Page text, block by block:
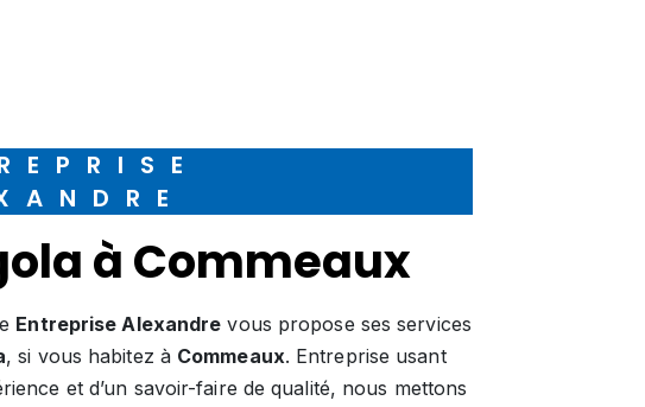
à Commeaux
Entreprise Alexandre vous propose ses services
, si vous habitez à Commeaux. Entreprise usant
et d’un savoir-faire de qualité, nous mettons